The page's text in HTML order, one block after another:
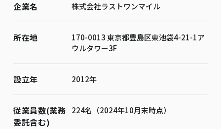
企業名 株式会社ラストワンマイル
所在地
170-0013 東京都豊島区東池袋4-21-1ア
ウルタワー3F
設立年 2012年
従業員数(業務
委託含む)
224名（2024年10月末時点）